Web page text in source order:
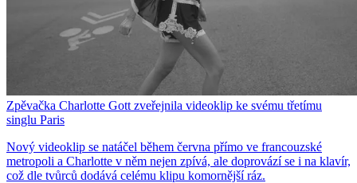
Zpěvačka Charlotte Gott zveřejnila videoklip ke svému třetímu
singlu Paris
Nový videoklip se natáčel během června přímo ve francouzské
metropoli a Charlotte v něm nejen zpívá, ale doprovází se i na klavír,
což dle tvůrců dodává celému klipu komornější ráz.